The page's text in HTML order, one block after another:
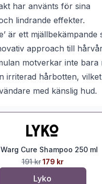
har använts för sina
lindrande effekter.
är ett mjällbekämpande
approach till
motverkar inte bara
irriterad hårbotten,
med känslig hud.
Cure Shampoo 250 ml
191 kr 179 kr
Lyko